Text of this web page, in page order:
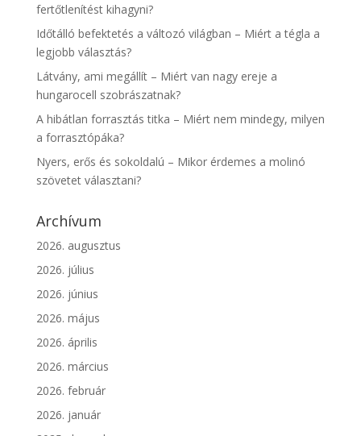
fertőtlenítést kihagyni?
Időtálló befektetés a változó világban – Miért a tégla a
legjobb választás?
Látvány, ami megállít – Miért van nagy ereje a
hungarocell szobrászatnak?
A hibátlan forrasztás titka – Miért nem mindegy, milyen
a forrasztópáka?
Nyers, erős és sokoldalú – Mikor érdemes a molinó
szövetet választani?
Archívum
2026. augusztus
2026. július
2026. június
2026. május
2026. április
2026. március
2026. február
2026. január